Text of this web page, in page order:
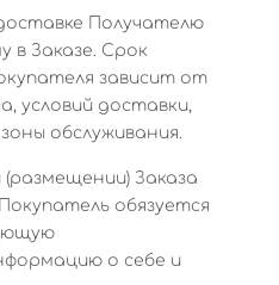
Получателю
в Заказе. Срок
зависит от
условий доставки,
обслуживания.
Заказа
обязуется
о себе и